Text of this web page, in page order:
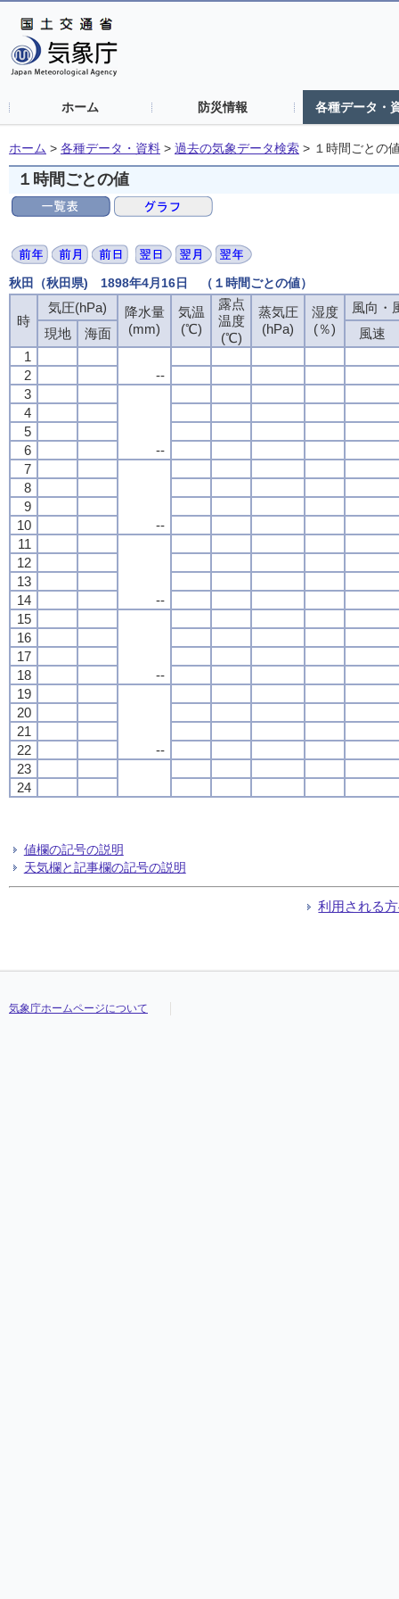
ホーム 防災情報 各種データ・
ホーム > 各種データ・資料 > 過去の気象データ検索 > １時間ごとの
１時間ごとの値
秋田（秋田県) 1898年4月16日 （１時間ごとの値）
時
気圧(hPa)
降水量
(mm)
気温
(℃)
露点
温度
(℃)
蒸気圧
(hPa)
湿度
(％)
風向・
現地
海面
風速
1
--
2
3
--
4
5
6
7
--
8
9
10
11
--
12
13
14
15
--
16
17
18
19
--
20
21
22
23
24
値欄の記号の説明
天気欄と記事欄の記号の説明
利用される
気象庁ホームページについて